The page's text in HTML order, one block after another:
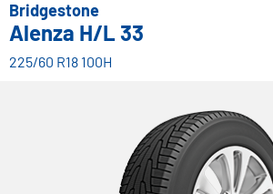
Bridgestone
Alenza H/L 33
225/60 R18 100H